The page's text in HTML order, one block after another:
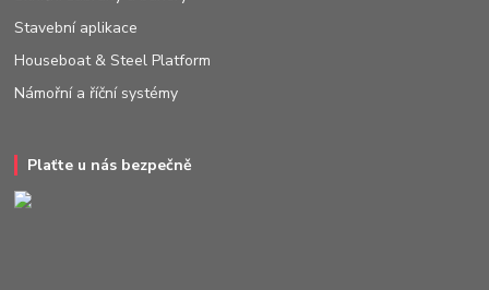
Stavební aplikace
Houseboat & Steel Platform
Námořní a říční systémy
Plaťte u nás bezpečně